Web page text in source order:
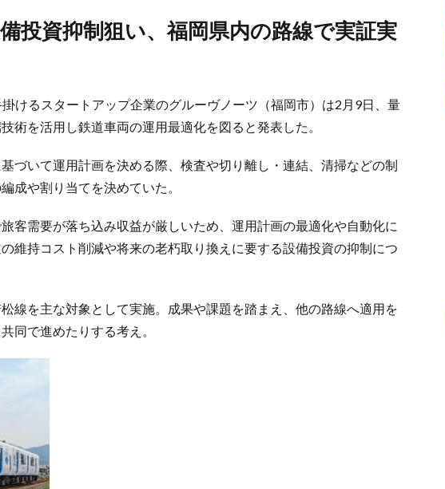
けるスタートアップ企業のグルーヴノーツ（福岡市）は2月9日、量
術を活用し鉄道車両の運用最適化を図ると発表した。
づいて運用計画を決める際、検査や切り離し・連結、清掃などの制
成や割り当てを決めていた。
客需要が落ち込み収益が厳しいため、運用計画の最適化や自動化に
維持コスト削減や将来の老朽取り換えに要する設備投資の抑制につ
線を主な対象として実施。成果や課題を踏まえ、他の路線へ適用を
同で進めたりする考え。